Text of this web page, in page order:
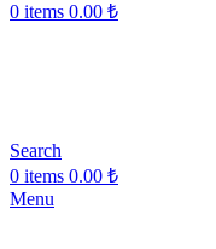
0 items 0.00 ₺
Search
0 items 0.00 ₺
Menu